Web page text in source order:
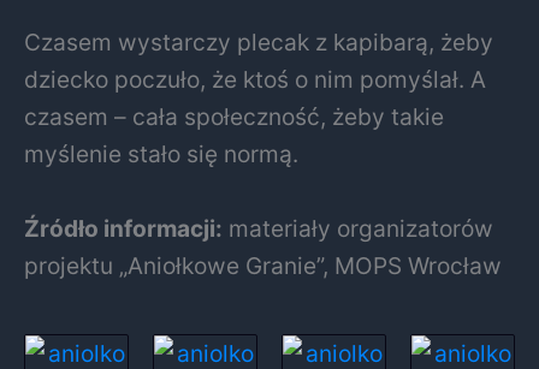
Czasem wystarczy plecak z kapibarą, żeby
dziecko poczuło, że ktoś o nim pomyślał. A
czasem – cała społeczność, żeby takie
myślenie stało się normą.
Źródło informacji: materiały organizatorów
projektu „Aniołkowe Granie”, MOPS Wrocław